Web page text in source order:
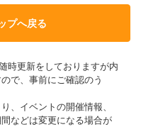
プへ戻る
時更新をしておりますが内
で、事前にご確認のう
、イベントの開催情報、
などは変更になる場合が